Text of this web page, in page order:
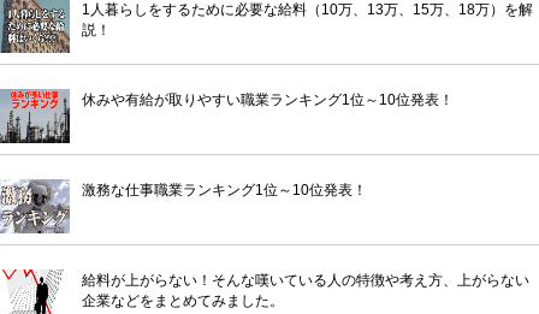
1人暮らしをするために必要な給料（10万、13万、15万、18万）を解
説！
休みや有給が取りやすい職業ランキング1位～10位発表！
激務な仕事職業ランキング1位～10位発表！
給料が上がらない！そんな嘆いている人の特徴や考え方、上がらない
企業などをまとめてみました。